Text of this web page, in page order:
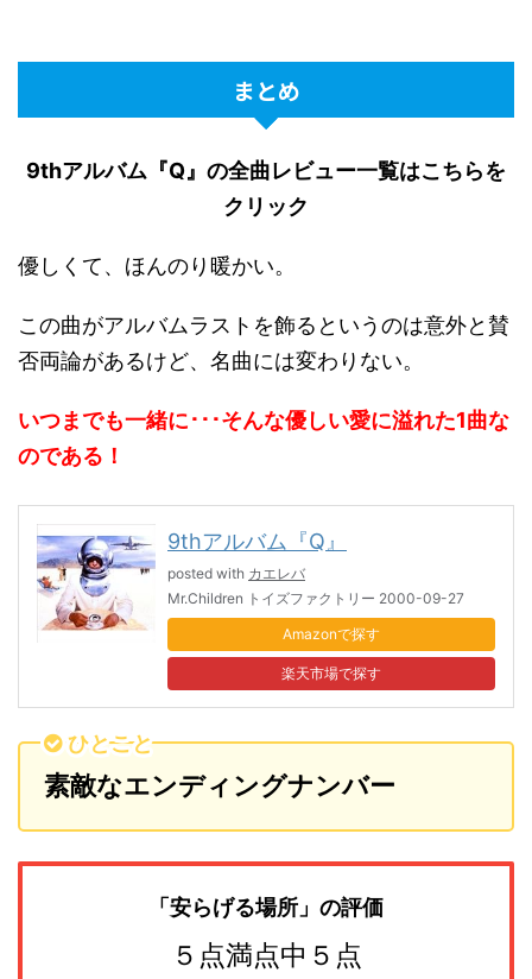
まとめ
9thアルバム『Q』の全曲レビュー一覧はこちらを
クリック
優しくて、ほんのり暖かい。
この曲がアルバムラストを飾るというのは意外と賛
否両論があるけど、名曲には変わりない。
いつまでも一緒に･･･そんな優しい愛に溢れた1曲な
のである！
9thアルバム『Q』
posted with カエレバ
Mr.Children トイズファクトリー 2000-09-27
Amazon
楽天市場
ひとこと
素敵なエンディングナンバー
「安らげる場所 」の評価
５点満点中５点